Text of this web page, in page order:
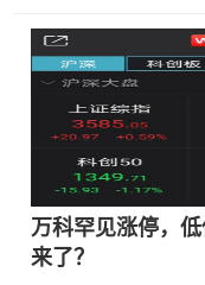
万科罕见涨停，
来了？